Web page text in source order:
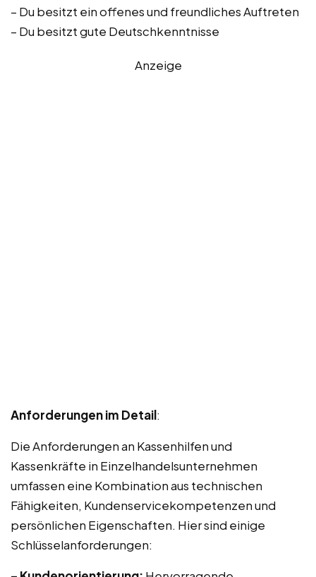
– Du besitzt ein offenes und freundliches Auftreten
– Du besitzt gute Deutschkenntnisse
Anzeige
Anforderungen im Detail:
Die Anforderungen an Kassenhilfen und
Kassenkräfte in Einzelhandelsunternehmen
umfassen eine Kombination aus technischen
Fähigkeiten, Kundenservicekompetenzen und
persönlichen Eigenschaften. Hier sind einige
Schlüsselanforderungen: